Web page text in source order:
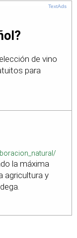
TextAds
de vino
para
la máxima
agricultura y